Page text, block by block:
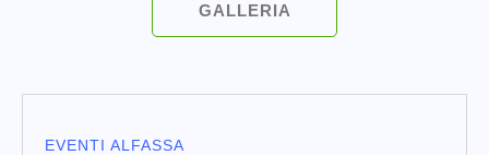
GALLERIA
EVENTI ALFASSA